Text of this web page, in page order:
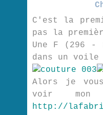
C'est la
pas la
Une F (296
dans un
Alors je
voir
http://